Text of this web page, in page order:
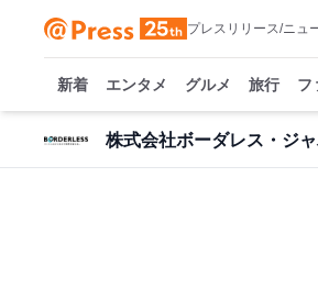
プレスリリース/ニュ
新着 エンタメ グルメ 旅行 フ
株式会社ボーダレス・ジ